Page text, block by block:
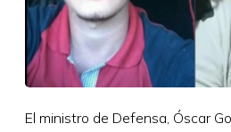
El ministro de Defensa, Óscar